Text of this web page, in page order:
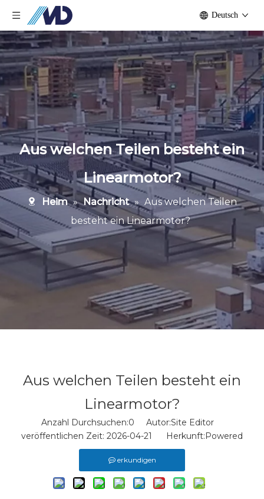
Deutsch
Aus welchen Teilen besteht ein
Linearmotor?
Heim » Nachricht » Aus welchen Teilen
besteht ein Linearmotor?
Aus welchen Teilen besteht ein
Linearmotor?
Anzahl Durchsuchen:0 Autor:Site Editor
veröffentlichen Zeit: 2026-04-21 Herkunft:Powered
erkundigen